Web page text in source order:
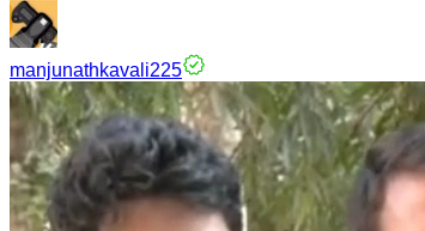
manjunathkavali225